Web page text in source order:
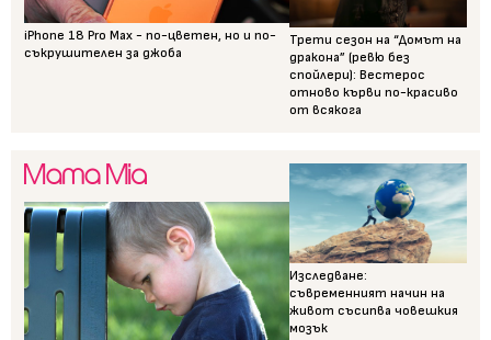
iPhone 18 Pro Max - по-цветен, но и по-
съкрушителен за джоба
Трети сезон на “Домът на
дракона” (ревю без
спойлери): Вестерос
отново кърви по-красиво
от всякога
Изследване:
съвременният начин на
живот съсипва човешкия
мозък